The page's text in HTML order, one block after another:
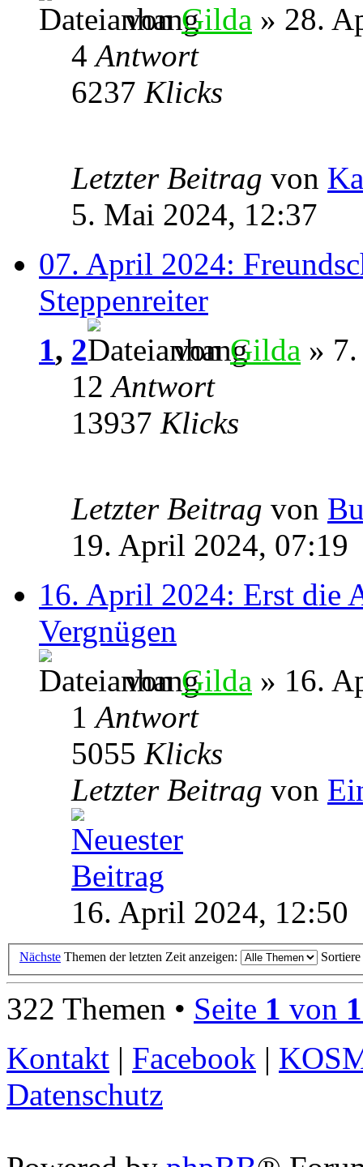
vonGilda » 28.
4Antwort
6237 Klicks
Letzter Beitrag von
5. Mai 2024, 12:37
07. April 2024:
Steppenreiter
1, 2 vonGilda »
12Antwort
13937 Klicks
Letzter Beitrag von
19. April 2024, 07:19
16. April 2024: Erst die
Vergnügen
vonGilda » 16.
1Antwort
5055 Klicks
Letzter Beitrag von
16. April 2024, 12:50
Nächste Themen der letzten Zeit anzeigen:
322 Themen • Seite 1 von
Kontakt | Facebook |
Datenschutz